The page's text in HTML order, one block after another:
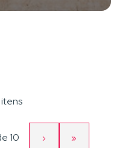
itens
10
›
»